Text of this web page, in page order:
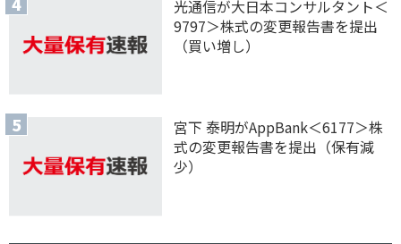
光通信が大日本コンサルタント＜
9797＞株式の変更報告書を提出
（買い増し）
宮下 泰明がAppBank＜6177＞株
式の変更報告書を提出（保有減
少）